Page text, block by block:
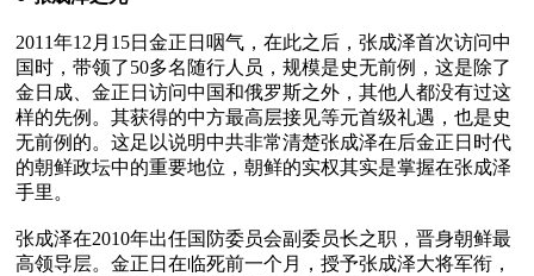
2011年12月15日金正日咽气，在此之后，张成泽首次访问中
国时，带领了50多名随行人员，规模是史无前例，这是除了
金日成、金正日访问中国和俄罗斯之外，其他人都没有过这
样的先例。其获得的中方最高层接见等元首级礼遇，也是史
无前例的。这足以说明中共非常清楚张成泽在后金正日时代
的朝鲜政坛中的重要地位，朝鲜的实权其实是掌握在张成泽
手里。
张成泽在2010年出任国防委员会副委员长之职，晋身朝鲜最
高领导层。金正日在临死前一个月，授予张成泽大将军衔，